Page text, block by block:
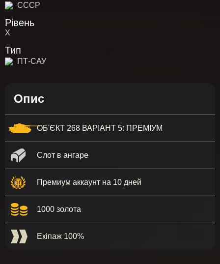
СССР
Рівень
X
Тип
ПТ-САУ
Опис
ОБ'ЄКТ 268 ВАРІАНТ 5: ПРЕМІУМ
Слот в ангаре
Премиум аккаунт на 10 дней
1000 золота
Екіпаж 100%